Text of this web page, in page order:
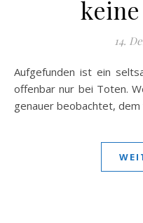
14.
Aufgefunden ist ein seltsames Wort. Verwendet wird es
offenbar nur bei Toten.
genauer beobachtet, dem